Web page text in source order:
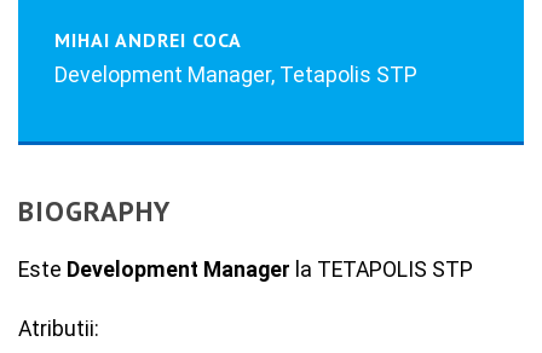
MIHAI ANDREI COCA
Development Manager, Tetapolis STP
BIOGRAPHY
Este Development Manager la TETAPOLIS STP
Atributii: